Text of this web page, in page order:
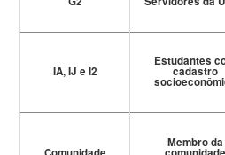
IA, IJ e I2
Estudantes
cadastro
Membro da